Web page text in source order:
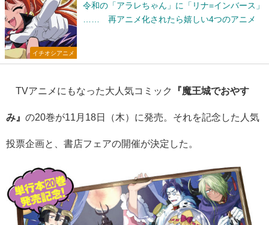
イチオシアニメ
令和の「アラレちゃん」に「リナ=インバース」
…… 再アニメ化されたら嬉しい4つのアニメ
TVアニメにもなった大人気コミック 『魔王城でおやす
み』 の20巻が11月18日（木）に発売。それを記念した人気
投票企画と、書店フェアの開催が決定した。